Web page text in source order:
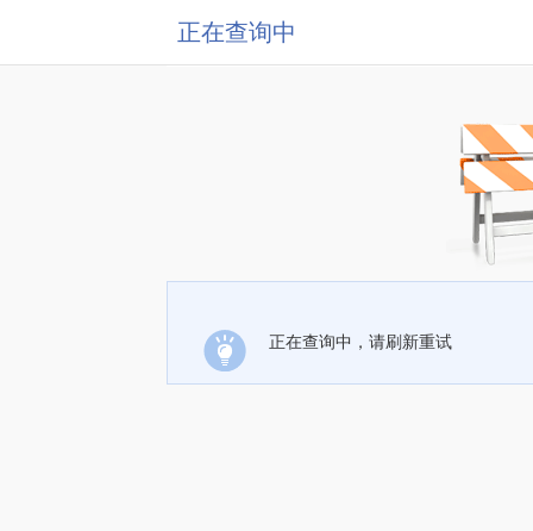
正在查询中
正在查询中，请刷新重试